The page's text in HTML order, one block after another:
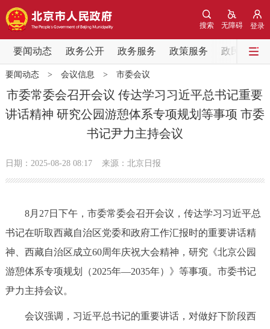
登录
无障碍
搜索
要闻动态 政务公开 政务服务 政策服务 政民互动
要闻动态
党中央精神 国务院信息
北京要闻 会议信息 部门动态
政务公开
市领导 机构职能 政策服务
政策兑现 政策解读 回应关切
决策公开
政务服务
要闻动态> 会议信息 > 市委会议
市委常委会召开会议 传达学习习近平总书记重要
讲话精神 研究公园游憩体系专项规划等事项 市委
书记尹力主持会议
日期：2025-08-28 08:17 来源：北京日报
8月27日下午，市委常委会召开会议，传达学习习近平总
书记在听取西藏自治区党委和政府工作汇报时的重要讲话精
神、西藏自治区成立60周年庆祝大会精神，研究《北京公园
游憩体系专项规划（2025年—2035年）》等事项。市委书记
尹力主持会议。
会议强调，习近平总书记的重要讲话，对做好下阶段西